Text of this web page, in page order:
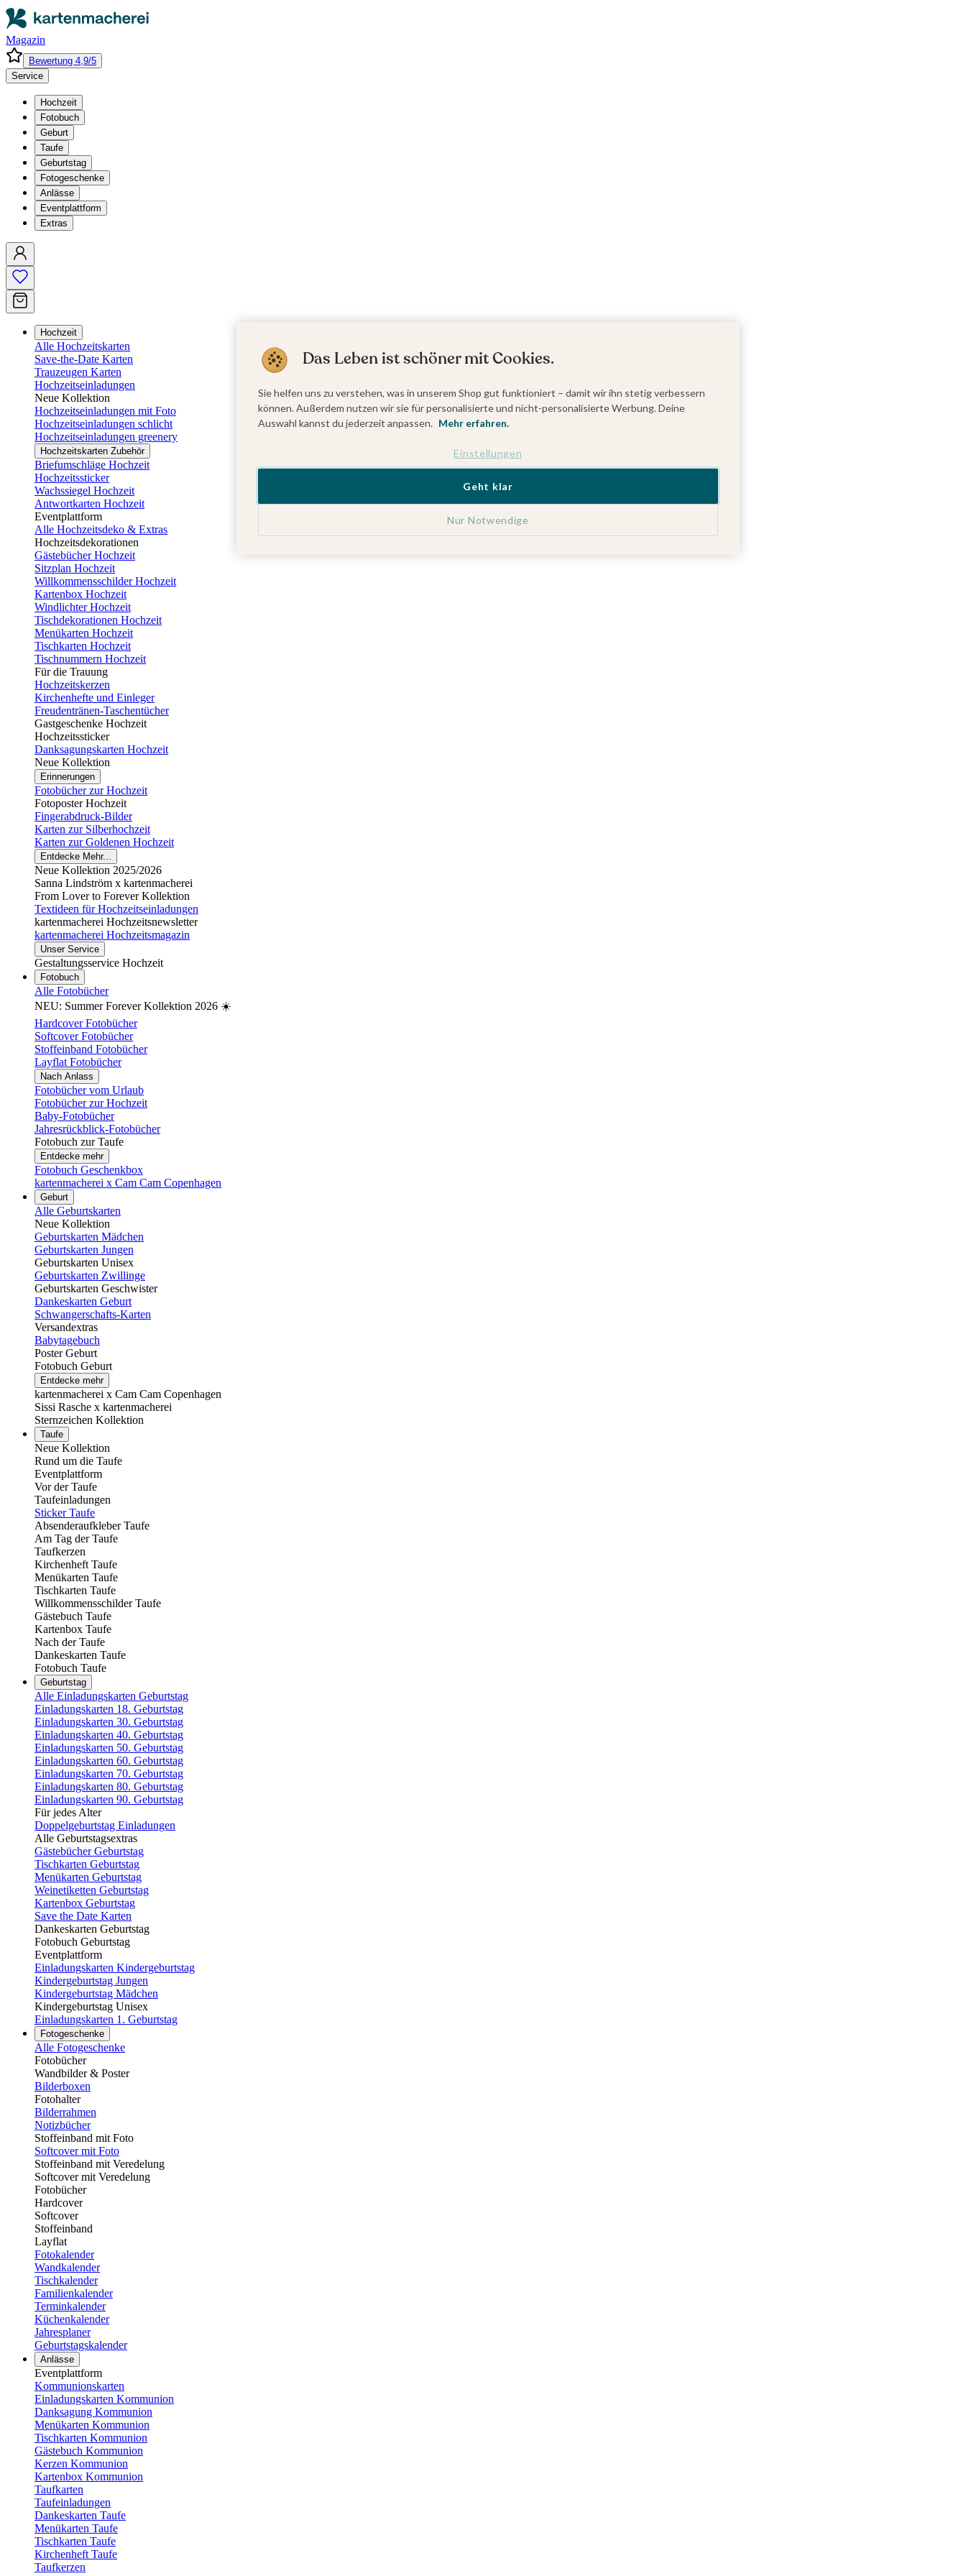
Magazin
Bewertung 4,9/5
Service
Hochzeit
Fotobuch
Geburt
Taufe
Geburtstag
Fotogeschenke
Anlässe
Eventplattform
Extras
Hochzeit
Alle Hochzeitskarten
Save-the-Date Karten
Trauzeugen Karten
Hochzeitseinladungen
Neue Kollektion
Hochzeitseinladungen mit Foto
Hochzeitseinladungen schlicht
Hochzeitseinladungen greenery
Hochzeitskarten Zubehör
Briefumschläge Hochzeit
Hochzeitssticker
Wachssiegel Hochzeit
Antwortkarten Hochzeit
Eventplattform
Alle Hochzeitsdeko & Extras
Hochzeitsdekorationen
Gästebücher Hochzeit
Sitzplan Hochzeit
Willkommensschilder Hochzeit
Kartenbox Hochzeit
Windlichter Hochzeit
Tischdekorationen Hochzeit
Menükarten Hochzeit
Tischkarten Hochzeit
Tischnummern Hochzeit
Für die Trauung
Hochzeitskerzen
Kirchenhefte und Einleger
Freudentränen-Taschentücher
Gastgeschenke Hochzeit
Hochzeitssticker
Danksagungskarten Hochzeit
Neue Kollektion
Erinnerungen
Fotobücher zur Hochzeit
Fotoposter Hochzeit
Fingerabdruck-Bilder
Karten zur Silberhochzeit
Karten zur Goldenen Hochzeit
Entdecke Mehr...
Neue Kollektion 2025/2026
Sanna Lindström x kartenmacherei
From Lover to Forever Kollektion
Textideen für Hochzeitseinladungen
kartenmacherei Hochzeitsnewsletter
kartenmacherei Hochzeitsmagazin
Unser Service
Gestaltungsservice Hochzeit
Fotobuch
Alle Fotobücher
NEU: Summer Forever Kollektion 2026 ☀️
Hardcover Fotobücher
Softcover Fotobücher
Stoffeinband Fotobücher
Layflat Fotobücher
Nach Anlass
Fotobücher vom Urlaub
Fotobücher zur Hochzeit
Baby-Fotobücher
Jahresrückblick-Fotobücher
Fotobuch zur Taufe
Entdecke mehr
Fotobuch Geschenkbox
kartenmacherei x Cam Cam Copenhagen
Geburt
Alle Geburtskarten
Neue Kollektion
Geburtskarten Mädchen
Geburtskarten Jungen
Geburtskarten Unisex
Geburtskarten Zwillinge
Geburtskarten Geschwister
Dankeskarten Geburt
Schwangerschafts-Karten
Versandextras
Babytagebuch
Poster Geburt
Fotobuch Geburt
Entdecke mehr
kartenmacherei x Cam Cam Copenhagen
Sissi Rasche x kartenmacherei
Sternzeichen Kollektion
Taufe
Neue Kollektion
Rund um die Taufe
Eventplattform
Vor der Taufe
Taufeinladungen
Sticker Taufe
Absenderaufkleber Taufe
Am Tag der Taufe
Taufkerzen
Kirchenheft Taufe
Menükarten Taufe
Tischkarten Taufe
Willkommensschilder Taufe
Gästebuch Taufe
Kartenbox Taufe
Nach der Taufe
Dankeskarten Taufe
Fotobuch Taufe
Geburtstag
Alle Einladungskarten Geburtstag
Einladungskarten 18. Geburtstag
Einladungskarten 30. Geburtstag
Einladungskarten 40. Geburtstag
Einladungskarten 50. Geburtstag
Einladungskarten 60. Geburtstag
Einladungskarten 70. Geburtstag
Einladungskarten 80. Geburtstag
Einladungskarten 90. Geburtstag
Für jedes Alter
Doppelgeburtstag Einladungen
Alle Geburtstagsextras
Gästebücher Geburtstag
Tischkarten Geburtstag
Menükarten Geburtstag
Weinetiketten Geburtstag
Kartenbox Geburtstag
Save the Date Karten
Dankeskarten Geburtstag
Fotobuch Geburtstag
Eventplattform
Einladungskarten Kindergeburtstag
Kindergeburtstag Jungen
Kindergeburtstag Mädchen
Kindergeburtstag Unisex
Einladungskarten 1. Geburtstag
Fotogeschenke
Alle Fotogeschenke
Fotobücher
Wandbilder & Poster
Bilderboxen
Fotohalter
Bilderrahmen
Notizbücher
Stoffeinband mit Foto
Softcover mit Foto
Stoffeinband mit Veredelung
Softcover mit Veredelung
Fotobücher
Hardcover
Softcover
Stoffeinband
Layflat
Fotokalender
Wandkalender
Tischkalender
Familienkalender
Terminkalender
Küchenkalender
Jahresplaner
Geburtstagskalender
Anlässe
Eventplattform
Kommunionskarten
Einladungskarten Kommunion
Danksagung Kommunion
Menükarten Kommunion
Tischkarten Kommunion
Gästebuch Kommunion
Kerzen Kommunion
Kartenbox Kommunion
Taufkarten
Taufeinladungen
Dankeskarten Taufe
Menükarten Taufe
Tischkarten Taufe
Kirchenheft Taufe
Taufkerzen
Das Leben ist schöner mit Cookies.
Sie helfen uns zu verstehen, was in unserem Shop gut funktioniert – damit wir ihn stetig verbessern
können. Außerdem nutzen wir sie für personalisierte und nicht-personalisierte Werbung. Deine
Auswahl kannst du jederzeit anpassen. Mehr erfahren.
Einstellungen
Nur Notwendige
Geht klar